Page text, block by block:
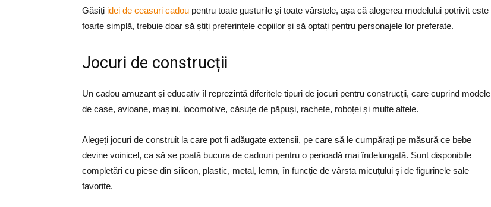
Găsiți idei de ceasuri cadou pentru toate gusturile și toate vârstele, așa că alegerea modelului potrivit este
foarte simplă, trebuie doar să știți preferințele copiilor și să optați pentru personajele lor preferate.
Jocuri de construcții
Un cadou amuzant și educativ îl reprezintă diferitele tipuri de jocuri pentru construcții, care cuprind modele
de case, avioane, mașini, locomotive, căsuțe de păpuși, rachete, roboței și multe altele.
Alegeți jocuri de construit la care pot fi adăugate extensii, pe care să le cumpărați pe măsură ce bebe
devine voinicel, ca să se poată bucura de cadouri pentru o perioadă mai îndelungată. Sunt disponibile
completări cu piese din silicon, plastic, metal, lemn, în funcție de vârsta micuțului și de figurinele sale
favorite.